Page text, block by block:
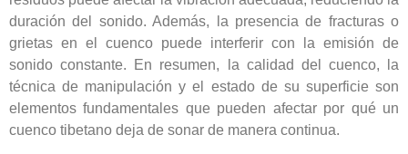
duración del sonido. Además, la presencia de fracturas o
grietas en el cuenco puede interferir con la emisión de
sonido constante. En resumen, la calidad del cuenco, la
técnica de manipulación y el estado de su superficie son
elementos fundamentales que pueden afectar por qué un
cuenco tibetano deja de sonar de manera continua.